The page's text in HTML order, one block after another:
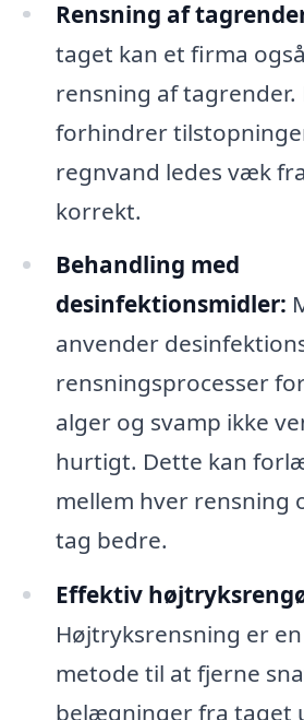
Rensning af
taget kan et firma
rensning af tagrender.
forhindrer
regnvand ledes væk
korrekt.
Behandling med
desinfektionsmidler:
anvender
rensningsprocesser
alger og svamp ikke
hurtigt. Dette kan
mellem hver rensning
tag bedre.
Effektiv
Højtryksrensning er
metode til at fjerne
belægninger fra taget